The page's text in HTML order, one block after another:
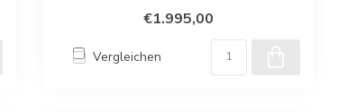
€1.995,00
Vergleichen